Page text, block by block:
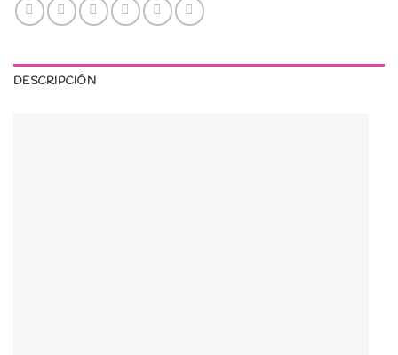
DESCRIPCIÓN